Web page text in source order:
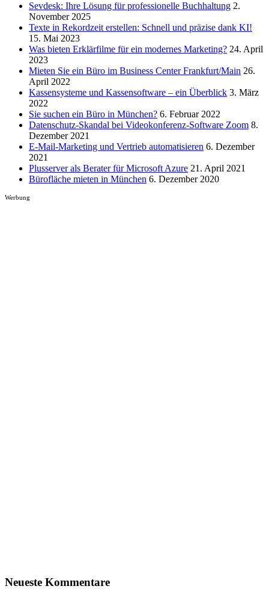
Sevdesk: Ihre Lösung für professionelle Buchhaltung 2.
November 2025
Texte in Rekordzeit erstellen: Schnell und präzise dank KI!
15. Mai 2023
Was bieten Erklärfilme für ein modernes Marketing? 24. April
2023
Mieten Sie ein Büro im Business Center Frankfurt/Main 26.
April 2022
Kassensysteme und Kassensoftware – ein Überblick 3. März
2022
Sie suchen ein Büro in München? 6. Februar 2022
Datenschutz-Skandal bei Videokonferenz-Software Zoom 8.
Dezember 2021
E-Mail-Marketing und Vertrieb automatisieren 6. Dezember
2021
Plusserver als Berater für Microsoft Azure 21. April 2021
Bürofläche mieten in München 6. Dezember 2020
Werbung
Neueste Kommentare